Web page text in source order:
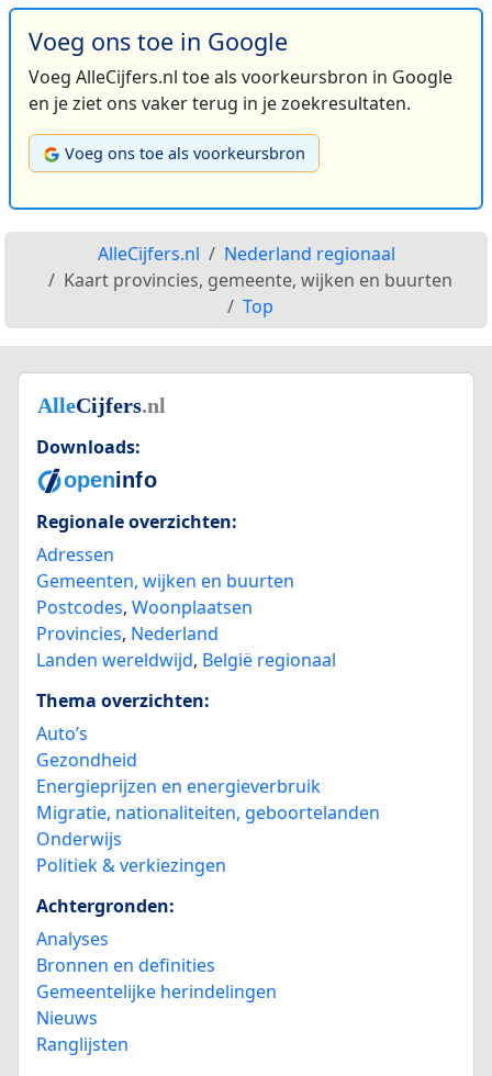
Voeg ons toe in Google
Voeg AlleCijfers.nl toe als voorkeursbron in Google
en je ziet ons vaker terug in je zoekresultaten.
Voeg ons toe als voorkeursbron
AlleCijfers.nl
Nederland regionaal
Kaart provincies, gemeente, wijken en buurten
Top
Downloads:
Regionale overzichten:
Adressen
Gemeenten, wijken en buurten
Postcodes, Woonplaatsen
Provincies, Nederland
Landen wereldwijd, België regionaal
Thema overzichten:
Auto’s
Gezondheid
Energieprijzen en energieverbruik
Migratie, nationaliteiten, geboortelanden
Onderwijs
Politiek & verkiezingen
Achtergronden:
Analyses
Bronnen en definities
Gemeentelijke herindelingen
Nieuws
Ranglijsten